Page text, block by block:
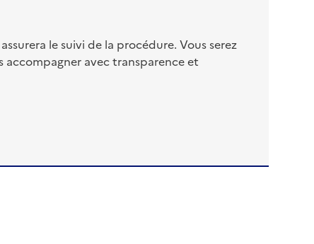
le suivi de la procédure. Vous serez
avec transparence et